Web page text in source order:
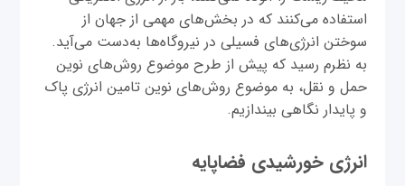
استفاده می‌کنند که در بخش‌های مهمی از جهان از
سوختن انرژی‌های فسیلی در نیروگاه‌ها به‌دست می‌آید.
به نظرم رسید که پیش از طرح موضوع روش‌های نوین
حمل و نقل، به موضوع روش‌های نوین تامین انرژی پاک
و پایدار نگاهی بیندازیم.
انرژی خورشیدی فضاپایه